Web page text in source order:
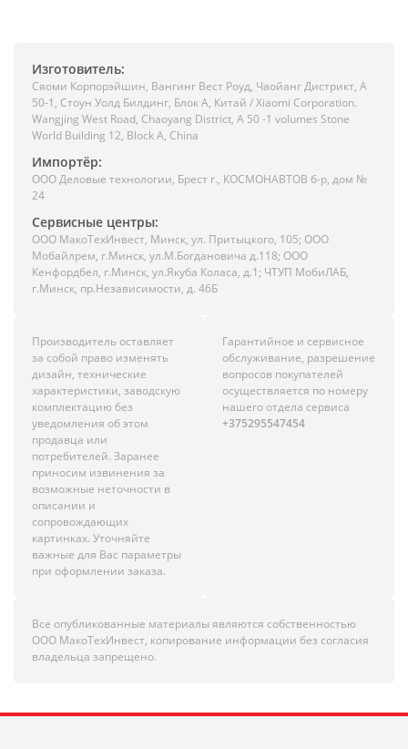
Изготовитель:
Сяоми Корпорэйшин, Вангинг Вест Роуд, Чаойанг Дистрикт, А
50-1, Стоун Уолд Билдинг, Блок А, Китай / Xiaomi Corporation.
Wangjing West Road, Chaoyang District, A 50 -1 volumes Stone
World Building 12, Block A, China
Импортёр:
ООО Деловые технологии, Брест г., КОСМОНАВТОВ б-р, дом №
24
Сервисные центры:
ООО МакоТехИнвест, Минск, ул. Притыцкого, 105; ООО
Мобайлрем, г.Минск, ул.М.Богдановича д.118; ООО
Кенфордбел, г.Минск, ул.Якуба Коласа, д.1; ЧТУП МобиЛАБ,
г.Минск, пр.Независимости, д. 46Б
Производитель оставляет
за собой право изменять
дизайн, технические
характеристики, заводскую
комплектацию без
уведомления об этом
продавца или
потребителей. Заранее
приносим извинения за
возможные неточности в
описании и
сопровождающих
картинках. Уточняйте
важные для Вас параметры
при оформлении заказа.
Гарантийное и сервисное
обслуживание, разрешение
вопросов покупателей
осуществляется по номеру
нашего отдела сервиса
+375295547454
Все опубликованные материалы являются собственностью
ООО МакоТехИнвест, копирование информации без согласия
владельца запрещено.